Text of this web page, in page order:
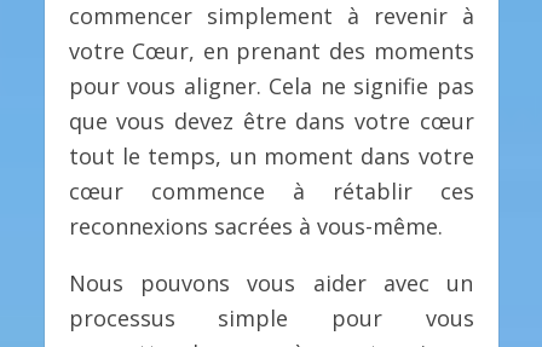
commencer simplement à revenir à
votre Cœur, en prenant des moments
pour vous aligner. Cela ne signifie pas
que vous devez être dans votre cœur
tout le temps, un moment dans votre
cœur commence à rétablir ces
reconnexions sacrées à vous-même.
Nous pouvons vous aider avec un
processus simple pour vous